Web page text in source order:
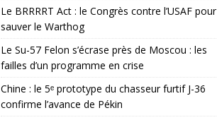
Le BRRRRT Act : le Congrès contre l’USAF pour
sauver le Warthog
Le Su-57 Felon s’écrase près de Moscou : les
failles d’un programme en crise
Chine : le 5ᵉ prototype du chasseur furtif J-36
confirme l’avance de Pékin